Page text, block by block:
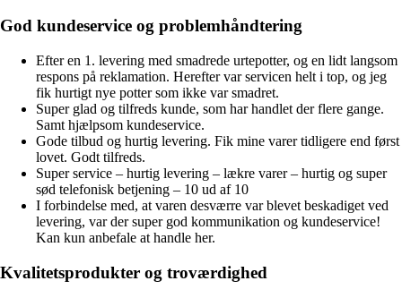
God kundeservice og problemhåndtering
Efter en 1. levering med smadrede urtepotter, og en lidt langsom
respons på reklamation. Herefter var servicen helt i top, og jeg
fik hurtigt nye potter som ikke var smadret.
Super glad og tilfreds kunde, som har handlet der flere gange.
Samt hjælpsom kundeservice.
Gode tilbud og hurtig levering. Fik mine varer tidligere end først
lovet. Godt tilfreds.
Super service – hurtig levering – lækre varer – hurtig og super
sød telefonisk betjening – 10 ud af 10
I forbindelse med, at varen desværre var blevet beskadiget ved
levering, var der super god kommunikation og kundeservice!
Kan kun anbefale at handle her.
Kvalitetsprodukter og troværdighed